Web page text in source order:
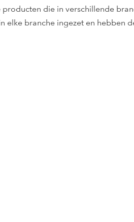
die in verschillende
elke branche ingezet en hebben